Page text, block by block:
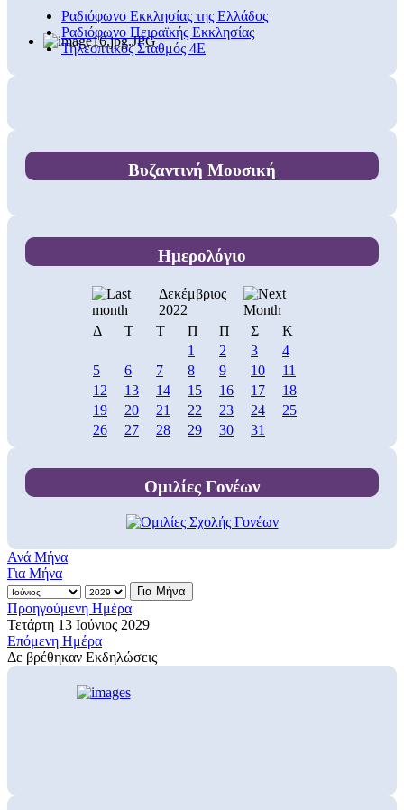
Ραδιόφωνο Εκκλησίας της Ελλάδος
Ραδιόφωνο Πειραϊκής Εκκλησίας
Τηλεοπτικός Σταθμός 4Ε
Βυζαντινή Μουσική
Ημερολόγιο
Δεκέμβριος
2022
Δ
Τ Τ Π Π Σ
Κ
1
2 3
4
5
6 7 8 9 10
11
12
13 14 15 16 17
18
19
20 21 22 23 24
25
26
27 28 29 30 31
Ομιλίες Γονέων
Ανά Μήνα
Για Μήνα
Για Μήνα
Προηγούμενη Ημέρα
Τετάρτη 13 Ιούνιος 2029
Επόμενη Ημέρα
Δε βρέθηκαν Εκδηλώσεις